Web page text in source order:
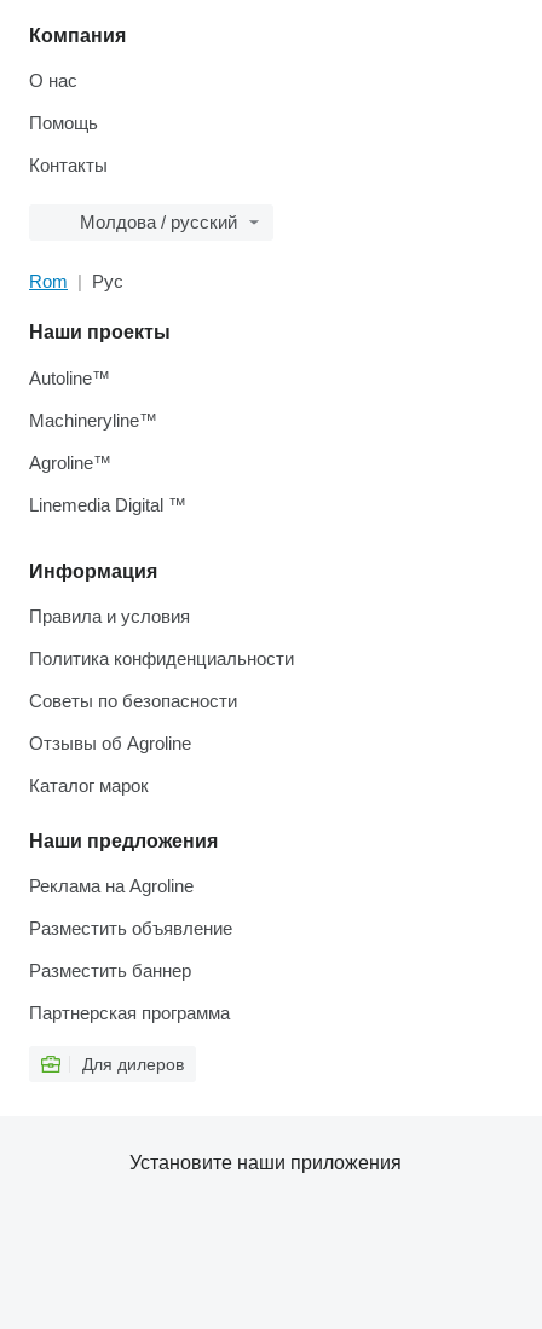
Компания
О нас
Помощь
Контакты
Молдова / русский
Rom Рус
Информация
Правила и условия
Политика конфиденциальности
Советы по безопасности
Отзывы об Agroline
Каталог марок
Наши предложения
Реклама на Agroline
Разместить объявление
Разместить баннер
Партнерская программа
Для дилеров
Наши проекты
Autoline™
Machineryline™
Agroline™
Linemedia Digital ™
Установите наши приложения